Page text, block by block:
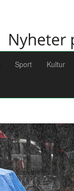
Sport Kultur